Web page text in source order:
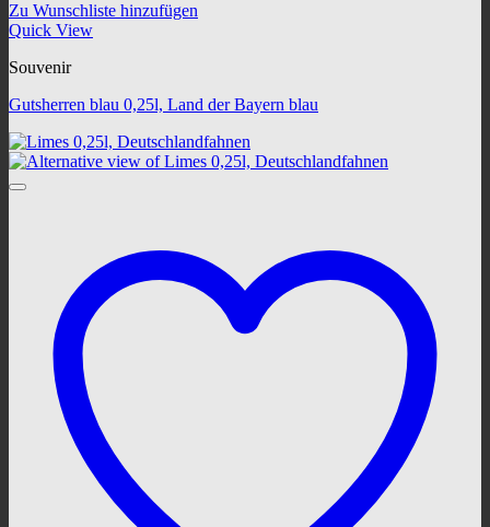
Zu Wunschliste hinzufügen
Quick View
Souvenir
Gutsherren blau 0,25l, Land der Bayern blau